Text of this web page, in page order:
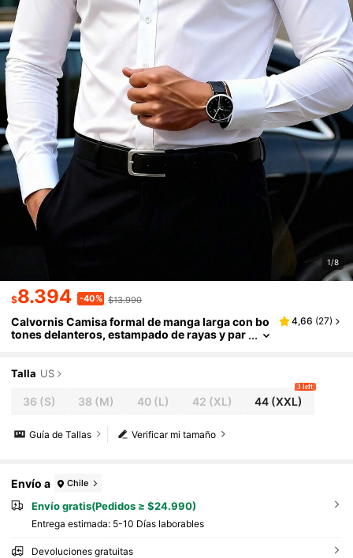
1/8
$8.394 -40% $13.990
Calvornis Camisa formal de manga larga con bo
tones delanteros, estampado de rayas y par
4,66 (27)
Talla US
36 (S) 38 (M) 40(L) 42 (XL) 44 (XXL)
3 left
Verificar mi tamaño
Guía de Tallas
Envío a Chile
Envío gratis(Pedidos ≥ $24.990)
Entrega estimada: 5-10 Días laborables
Devoluciones gratuitas